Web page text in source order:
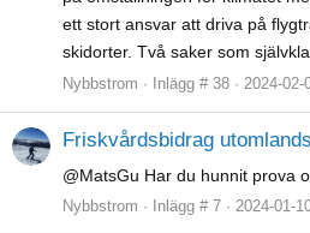
ett stort ansvar att driva på
skidorter. Två saker som
Nybbstrom Inlägg # 38 2024-02-
Friskvårdsbidrag
@MatsGu Har du hunnit prova
Nybbstrom Inlägg # 7 2024-01-